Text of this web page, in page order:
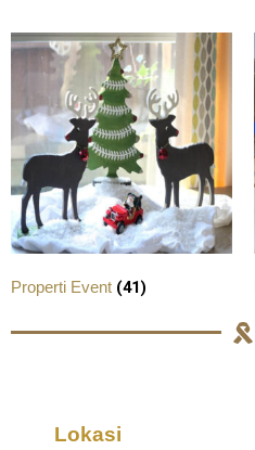
Properti Event (41)
Lokasi